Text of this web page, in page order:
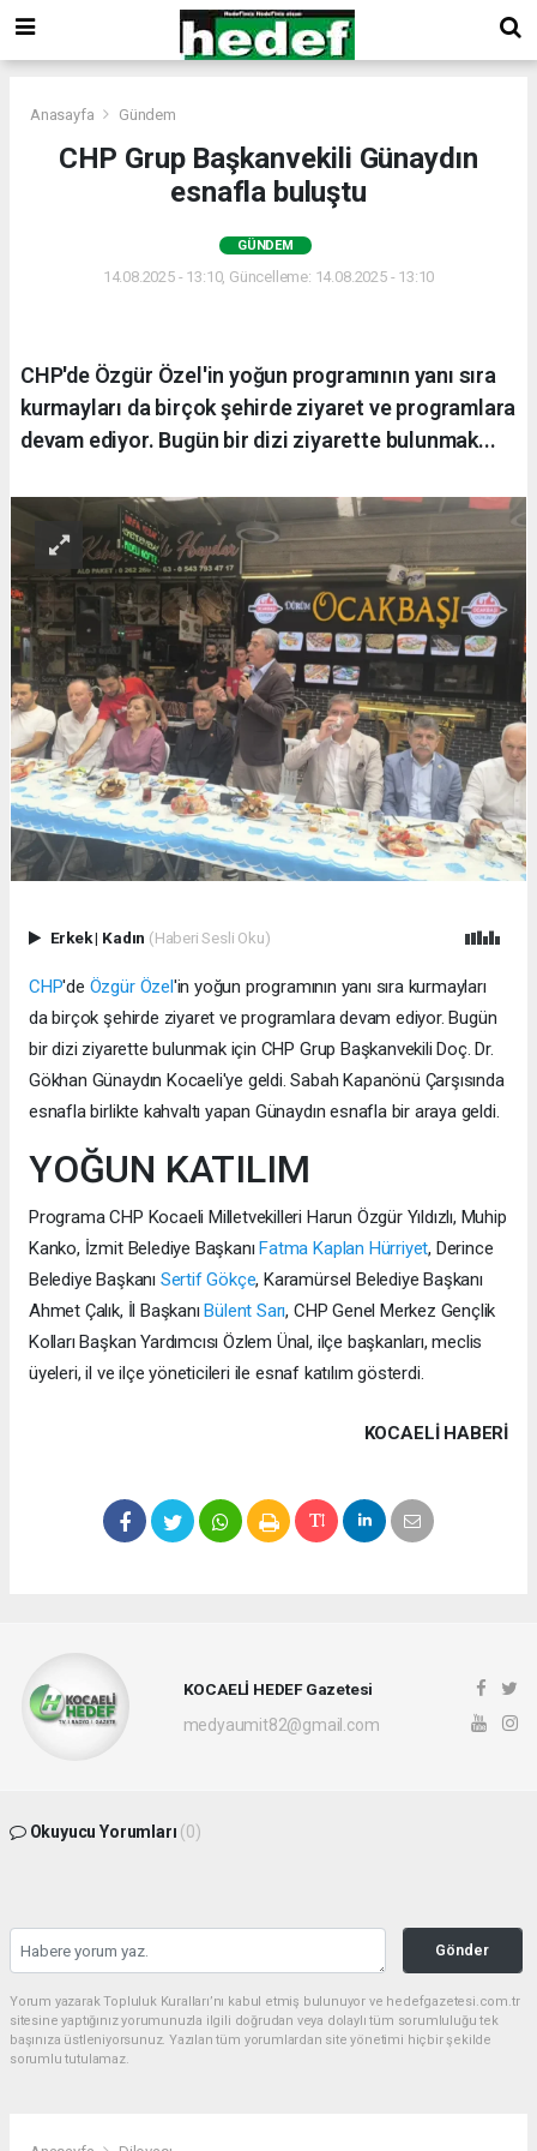
Anasayfa Gündem
CHP Grup Başkanvekili Günaydın
esnafla buluştu
GÜNDEM
14.08.2025 - 13:10, Güncelleme: 14.08.2025 - 13:10
CHP'de Özgür Özel'in yoğun programının yanı sıra
kurmayları da birçok şehirde ziyaret ve programlara
devam ediyor. Bugün bir dizi ziyarette bulunmak...
Erkek| Kadın (Haberi Sesli Oku)
CHP'de Özgür Özel'in yoğun programının yanı sıra kurmayları
da birçok şehirde ziyaret ve programlara devam ediyor. Bugün
bir dizi ziyarette bulunmak için CHP Grup Başkanvekili Doç. Dr.
Gökhan Günaydın Kocaeli'ye geldi. Sabah Kapanönü Çarşısında
esnafla birlikte kahvaltı yapan Günaydın esnafla bir araya geldi.
YOĞUN KATILIM
Programa CHP Kocaeli Milletvekilleri Harun Özgür Yıldızlı, Muhip
Kanko, İzmit Belediye BaşkanıFatma Kaplan Hürriyet, Derince
Belediye Başkanı Sertif Gökçe, Karamürsel Belediye Başkanı
Ahmet Çalık, İl BaşkanıBülent Sarı, CHP Genel Merkez Gençlik
Kolları Başkan Yardımcısı Özlem Ünal, ilçe başkanları, meclis
üyeleri, il ve ilçe yöneticileri ile esnaf katılım gösterdi.
KOCAELI HABERİ
KOCAELİ HEDEF Gazetesi
medyaumit82@gmail.com
Okuyucu Yorumları (0)
Gönder
Yorum yazarak Topluluk Kuralları’nı kabul etmiş bulunuyor ve hedefgazetesi.com.tr
sitesine yaptığınız yorumunuzla ilgili doğrudan veya dolaylı tüm sorumluluğu tek
başınıza üstleniyorsunuz. Yazılan tüm yorumlardan site yönetimi hiçbir şekilde
sorumlu tutulamaz.